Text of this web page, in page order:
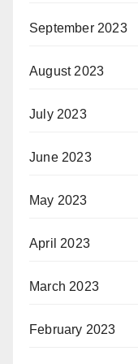
September 2023
August 2023
July 2023
June 2023
May 2023
April 2023
March 2023
February 2023